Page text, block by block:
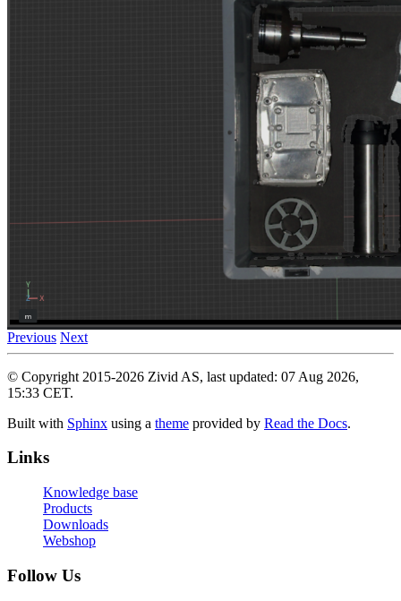
Previous Next
© Copyright 2015-2026 Zivid AS, last updated: 07 Aug 2026,
15:33 CET.
Built with Sphinx using a theme provided by Read the Docs.
Links
Knowledge base
Products
Downloads
Webshop
Follow Us